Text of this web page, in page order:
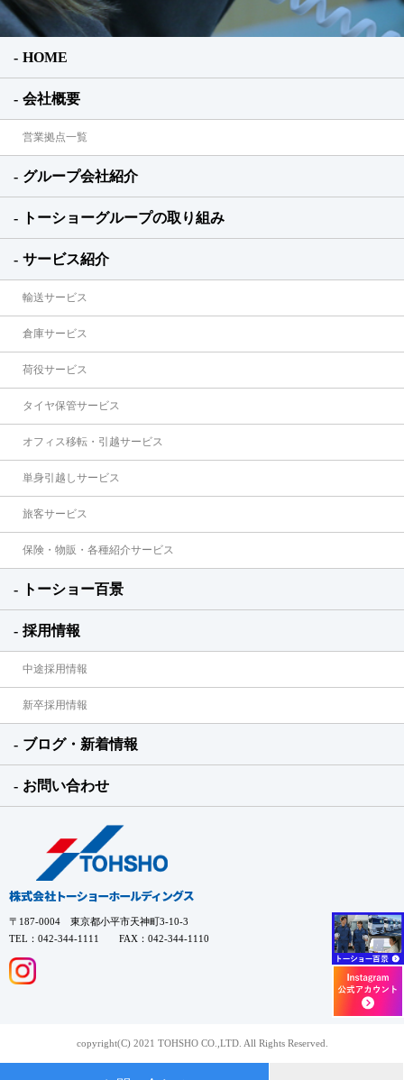
HOME
会社概要
営業拠点一覧
グループ会社紹介
トーショーグループの取り組み
サービス紹介
輸送サービス
倉庫サービス
荷役サービス
タイヤ保管サービス
オフィス移転・引越サービス
単身引越しサービス
旅客サービス
保険・物販・各種紹介サービス
トーショー百景
採用情報
中途採用情報
新卒採用情報
ブログ・新着情報
お問い合わせ
〒187-0004 東京都小平市天神町3-10-3
TEL：042-344-1111 FAX：042-344-1110
copyright(C) 2021 TOHSHO CO.,LTD. All Rights Reserved.